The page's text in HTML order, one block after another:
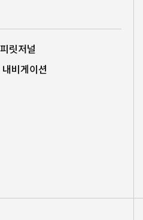
릿저널
비게이션